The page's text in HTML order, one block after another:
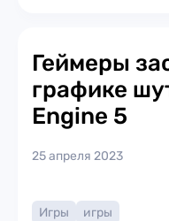
Геймеры
графике
Engine 5
25 апреля 2023
Игры
игры